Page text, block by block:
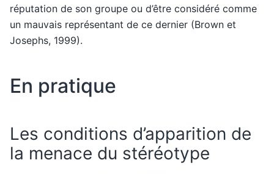
réputation de son groupe ou d’être considéré comme
un mauvais représentant de ce dernier (Brown et
Josephs, 1999).
En pratique
Les conditions d’apparition de
la menace du stéréotype